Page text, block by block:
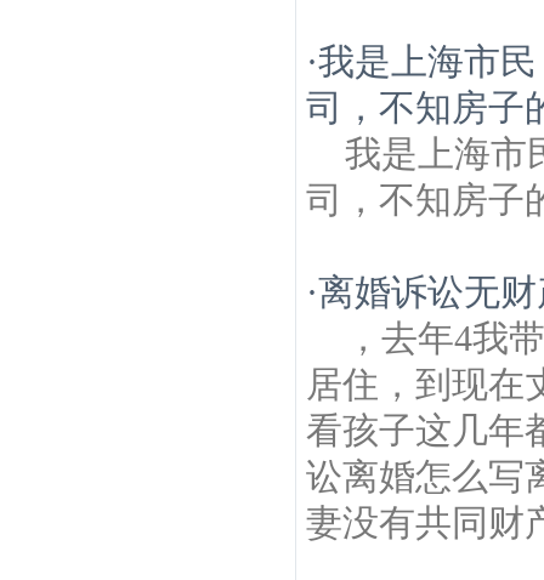
·我是上海市
司，不知房子
我是上海市
司，不知房子
·离婚诉讼无
，去年4我
居住，到现在
看孩子这几年
讼离婚怎么写
妻没有共同财